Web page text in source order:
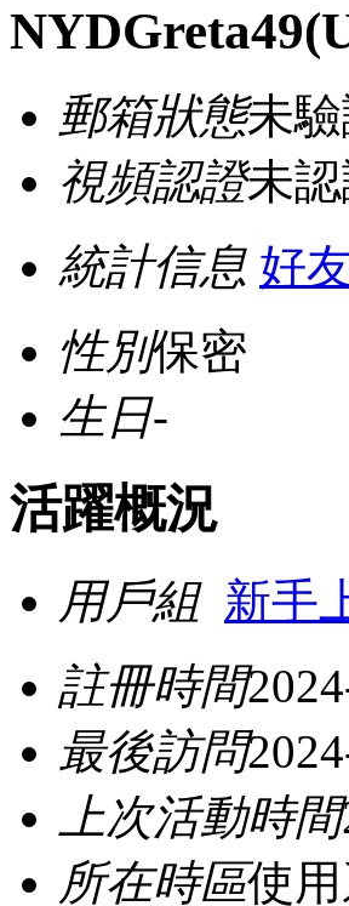
NYDGreta49
郵箱狀態未
視頻認證未
統計信息 好
性別保密
生日-
活躍概況
用戶組 新手
註冊時間
最後訪問
上次活動時間
所在時區使